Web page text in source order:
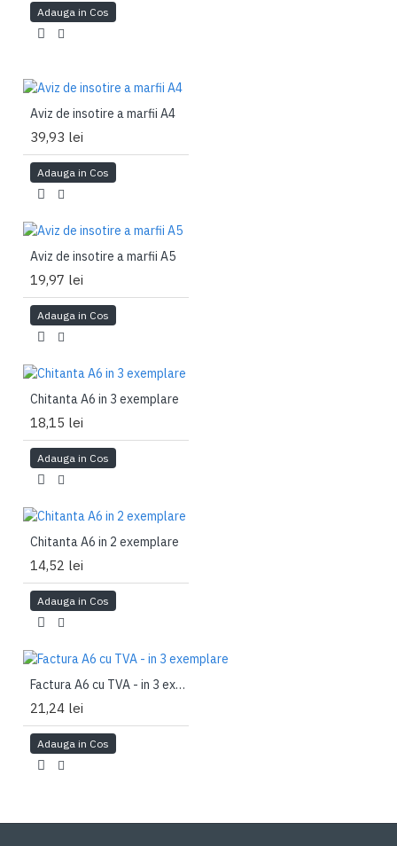
Adauga in Cos
Aviz de insotire a marfii A4
39,93 lei
Adauga in Cos
Aviz de insotire a marfii A5
19,97 lei
Adauga in Cos
Chitanta A6 in 3 exemplare
18,15 lei
Adauga in Cos
Chitanta A6 in 2 exemplare
14,52 lei
Adauga in Cos
Factura A6 cu TVA - in 3 exemplare
21,24 lei
Adauga in Cos